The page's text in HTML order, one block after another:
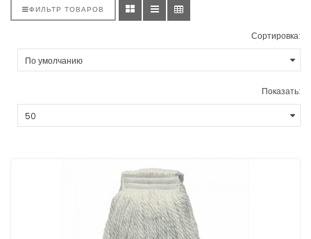
ФИЛЬТР ТОВАРОВ
Сортировка:
Показать: